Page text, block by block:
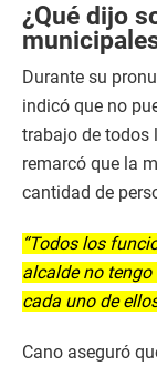
¿Qué dijo
Durante su
indicó que no
trabajo de todos
remarcó que la
cantidad de
“Todos los
alcalde no
cada uno de
Cano aseguró